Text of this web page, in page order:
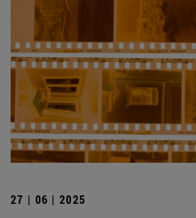
27 | 06 | 2025